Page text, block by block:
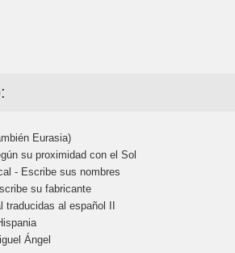
Eurasia)
su proximidad con el Sol
- Escribe sus nombres
su fabricante
al español II
Ángel